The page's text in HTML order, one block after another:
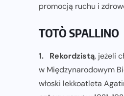
promocją ruchu i
TOTÒ SPALLINO
1. Rekordzistą, jeżeli
w Międzynarodowym
włoski lekkoatleta